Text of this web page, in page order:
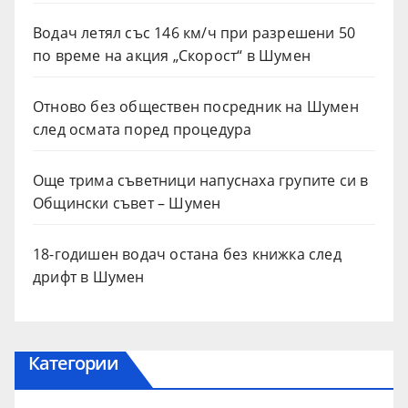
Водач летял със 146 км/ч при разрешени 50
по време на акция „Скорост“ в Шумен
Отново без обществен посредник на Шумен
след осмата поред процедура
Още трима съветници напуснаха групите си в
Общински съвет – Шумен
18-годишен водач остана без книжка след
дрифт в Шумен
Категории